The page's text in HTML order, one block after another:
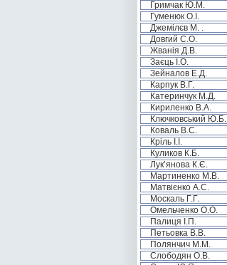
Гримчак Ю.М.
Гуменюк О.І.
Джемілєв М. .
Довгий С.О.
Жванія Д.В.
Заєць І.О.
Зейналов Е.Д.
Карпук В.Г.
Катеринчук М.Д.
Кириленко В.А.
Ключковський Ю.Б.
Коваль В.С.
Кріль І.І.
Куликов К.Б.
Лук’янова К.Є.
Мартиненко М.В.
Матвієнко А.С.
Москаль Г.Г.
Омельченко О.О.
Палиця І.П.
Петьовка В.В.
Полянчич М.М.
Слободян О.В.